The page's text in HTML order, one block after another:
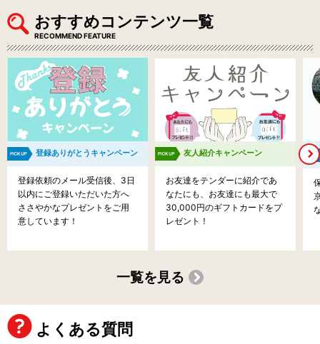
おすすめコンテンツ一覧
RECOMMEND FEATURE
登録ありがとうキャンペーン
登録依頼のメール受信後、3日
以内にご登録いただいた方へ
ささやかなプレゼントをご用
意しています！
友人紹介キャンペーン
お友達をテンダーに紹介であ
なたにも、お友達にも最大で
30,000円のギフトカードをプ
レゼント！
一覧を見る
よくある質問